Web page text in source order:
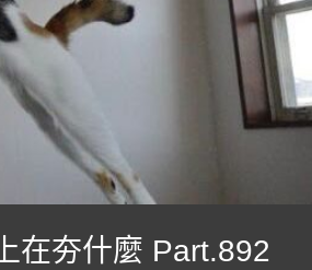
在夯什麼 Part.892